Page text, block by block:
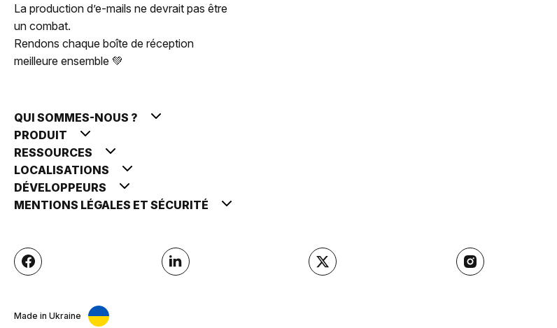
La production d’e-mails ne devrait pas être
un combat.
Rendons chaque boîte de réception
meilleure ensemble 💚
QUI SOMMES-NOUS ?
PRODUIT
RESSOURCES
LOCALISATIONS
DÉVELOPPEURS
MENTIONS LÉGALES ET SÉCURITÉ
Made in Ukraine